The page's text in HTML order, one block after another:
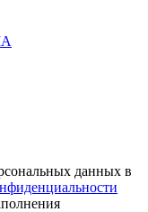
данных в